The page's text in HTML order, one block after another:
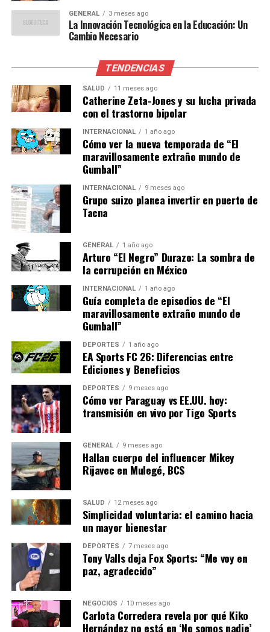
crecimiento económico en otras áreas. Según un
informe de la Asociación de Energías Renovables de
reducción del 10% en sus facturas de electricidad en
gracias a la energía solar.
Desafíos y Oportunidades
Futuras
A pesar de los avances, la industria solar enfrenta
desafíos, como la necesidad de mejorar la
infraestructura de almacenamiento de energía para
gestionar la intermitencia de la producción solar. Sin
embargo, los avances en tecnología de baterías y
almacenamiento están ofreciendo soluciones
prometedoras.
El profesor Juan Martínez, experto en energías
renovables de la Universidad de Sevilla, comentó:
“La clave para el futuro de
la energía solar en España
será la integración
eficiente de sistemas de
almacenamiento que
permitan un suministro
constante y confiable.”
Con la continua inversión en investigación y desarrollo,
España está bien posicionada para superar estos
desafíos y consolidarse como líder en energía renovable
a nivel mundial.
En conclusión, el crecimiento de la energía solar en
España no solo está impulsando la economía, sino que
también está marcando un camino hacia un futuro más
sostenible. La combinación de políticas
gubernamentales, innovación tecnológica y un
compromiso firme con la sostenibilidad está
GENERAL 3 meses ago
La Innovación Tecnológica en la Educación: Un
Cambio Necesario
TENDENCIAS
SALUD 11 meses ago
Catherine Zeta-Jones y su lucha privada
con el trastorno bipolar
INTERNACIONAL 1 año ago
Cómo ver la nueva temporada de “El
maravillosamente extraño mundo de
Gumball”
INTERNACIONAL 9 meses ago
Grupo suizo planea invertir en puerto de
Tacna
GENERAL 1 año ago
Arturo “El Negro” Durazo: La sombra de
la corrupción en México
INTERNACIONAL 1 año ago
Guía completa de episodios de “El
maravillosamente extraño mundo de
Gumball”
DEPORTES 1 año ago
EA Sports FC 26: Diferencias entre
Ediciones y Beneficios
DEPORTES 9 meses ago
Cómo ver Paraguay vs EE.UU. hoy:
transmisión en vivo por Tigo Sports
GENERAL 9 meses ago
Hallan cuerpo del influencer Mikey
Rijavec en Mulegé, BCS
SALUD 12 meses ago
Simplicidad voluntaria: el camino hacia
un mayor bienestar
DEPORTES 7 meses ago
Tony Valls deja Fox Sports: “Me voy en
paz, agradecido”
NEGOCIOS 10 meses ago
Carlota Corredera revela por qué Kiko
Hernández no está en ‘No somos nadie’